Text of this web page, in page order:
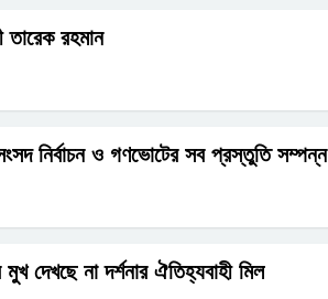
তারেক রহমান
নির্বাচন ও গণভোটের সব প্রস্তুতি সম্পন্ন
দেখছে না দর্শনার ঐতিহ্যবাহী মিল